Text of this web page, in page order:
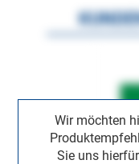
Wir möchten
Sie uns